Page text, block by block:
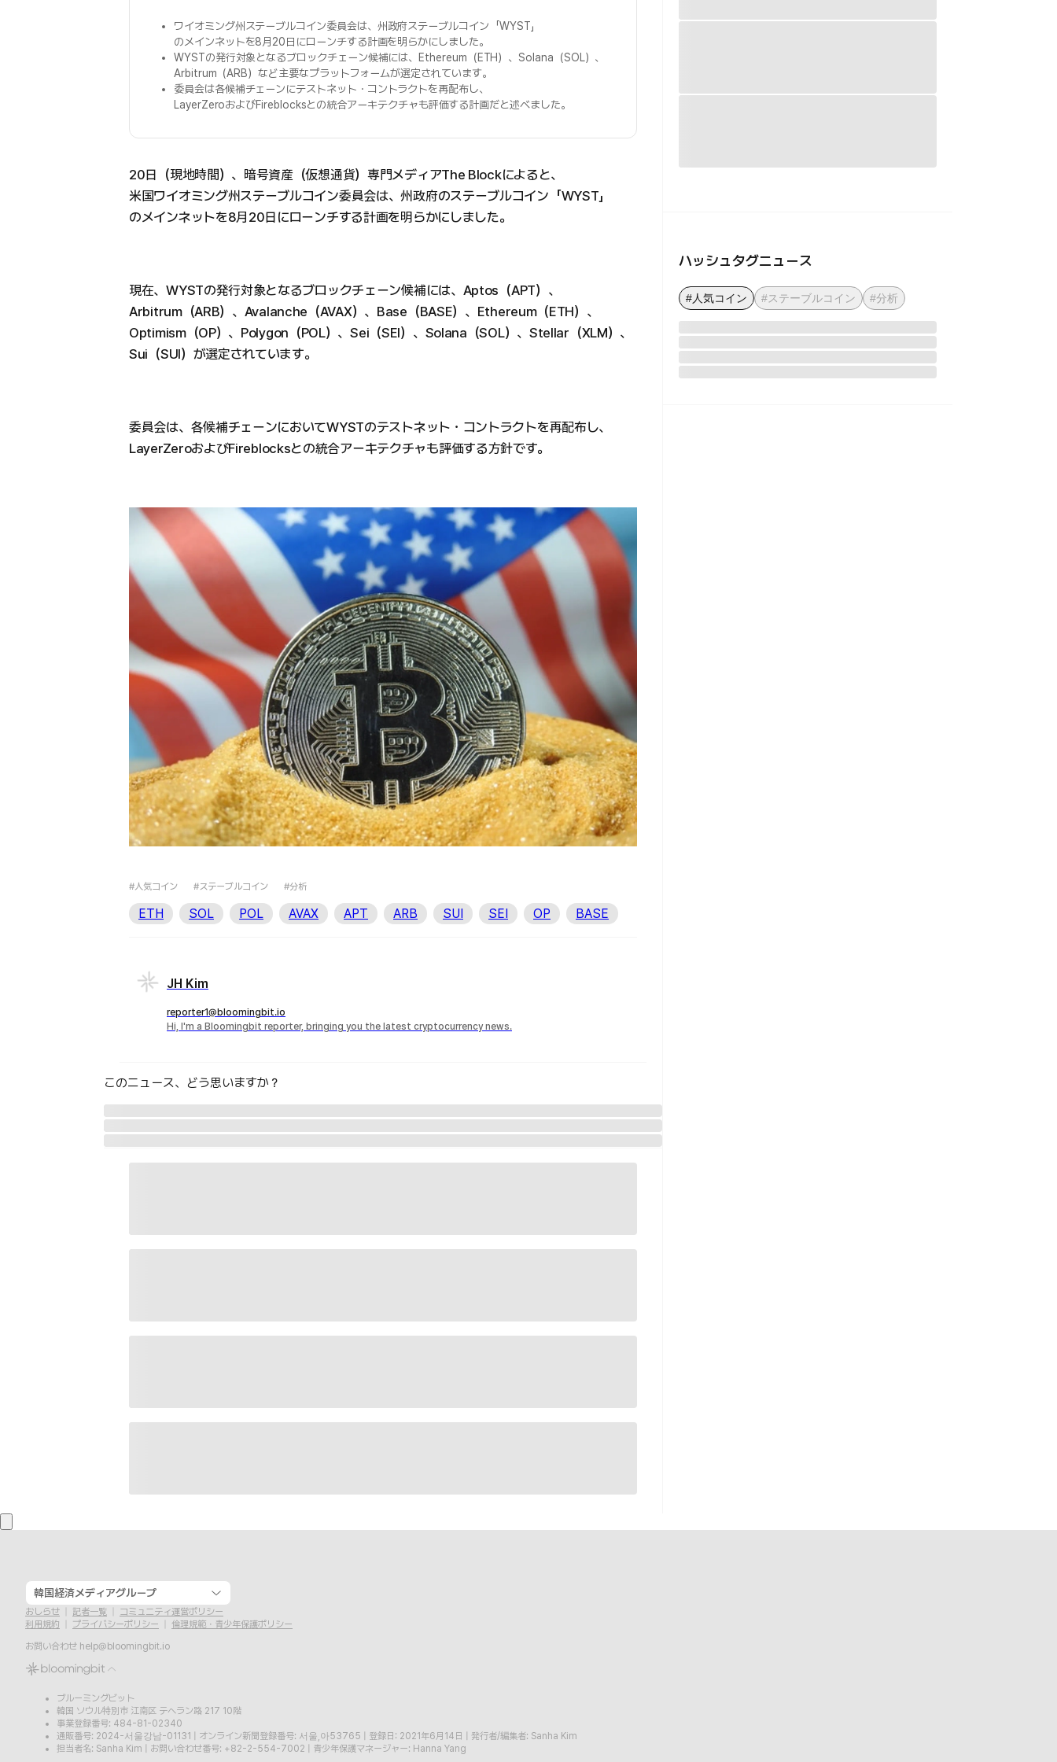
ワイオミング州ステーブルコイン委員会は、州政府ステーブルコイン「WYST」
のメインネットを8月20日にローンチする計画を明らかにしました。
WYSTの発行対象となるブロックチェーン候補には、Ethereum（ETH）、Solana（SOL）、
Arbitrum（ARB）など主要なプラットフォームが選定されています。
委員会は各候補チェーンにテストネット・コントラクトを再配布し、
LayerZeroおよびFireblocksとの統合アーキテクチャも評価する計画だと述べました。
20日（現地時間）、暗号資産（仮想通貨）専門メディアThe Blockによると、
米国ワイオミング州ステーブルコイン委員会は、州政府のステーブルコイン「WYST」
のメインネットを8月20日にローンチする計画を明らかにしました。
現在、WYSTの発行対象となるブロックチェーン候補には、Aptos（APT）、
Arbitrum（ARB）、Avalanche（AVAX）、Base（BASE）、Ethereum（ETH）、
Optimism（OP）、Polygon（POL）、Sei（SEI）、Solana（SOL）、Stellar（XLM）、
Sui（SUI）が選定されています。
委員会は、各候補チェーンにおいてWYSTのテストネット・コントラクトを再配布し、
LayerZeroおよびFireblocksとの統合アーキテクチャも評価する方針です。
#人気コイン #ステーブルコイン #分析
ETH SOL POL AVAX APT ARB SUI SEI OP BASE
JH Kim
reporter1@bloomingbit.io
Hi, I'm a Bloomingbit reporter, bringing you the latest cryptocurrency news.
このニュース、どう思いますか？
ハッシュタグニュース
#人気コイン #ステーブルコイン #分析
韓国経済メディアグループ
おしらせ 記者一覧
コミュニティ運営ポリシー
利用規約
プライバシーポリシー
倫理規範・青少年保護ポリシー
お問い合わせ help@bloomingbit.io
ブルーミングビット
韓国 ソウル特別市 江南区 テヘラン路 217 10階
事業登録番号: 484-81-02340
通販番号: 2024-서울강남-01131
オンライン新聞登録番号: 서울,아53765 登録日: 2021年6月14日
発行者/編集者: Sanha Kim
担当者名: Sanha Kim
お問い合わせ番号: +82-2-554-7002 青少年保護マネージャー: Hanna Yang